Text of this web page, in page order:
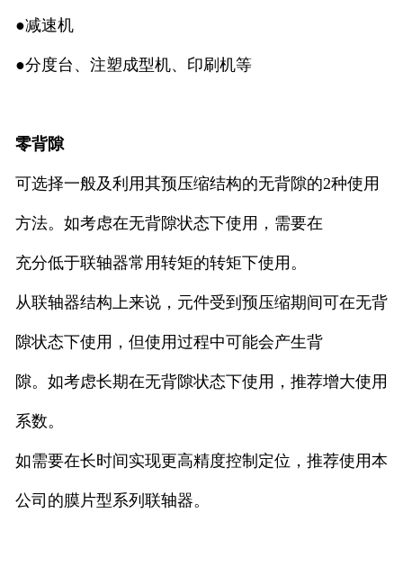
●减速机
●分度台、注塑成型机、印刷机等
零背隙
可选择一般及利用其预压缩结构的无背隙的2种使用
方法。如考虑在无背隙状态下使用，需要在
充分低于联轴器常用转矩的转矩下使用。
从联轴器结构上来说，元件受到预压缩期间可在无背
隙状态下使用，但使用过程中可能会产生背
隙。如考虑长期在无背隙状态下使用，推荐增大使用
系数。
如需要在长时间实现更高精度控制定位，推荐使用本
公司的膜片型系列联轴器。